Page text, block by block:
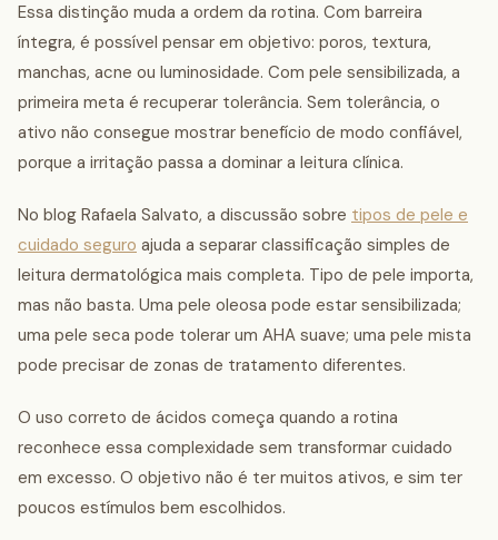
Essa distinção muda a ordem da rotina. Com barreira
íntegra, é possível pensar em objetivo: poros, textura,
manchas, acne ou luminosidade. Com pele sensibilizada, a
primeira meta é recuperar tolerância. Sem tolerância, o
ativo não consegue mostrar benefício de modo confiável,
porque a irritação passa a dominar a leitura clínica.
No blog Rafaela Salvato, a discussão sobre tipos de pele e
cuidado seguro ajuda a separar classificação simples de
leitura dermatológica mais completa. Tipo de pele importa,
mas não basta. Uma pele oleosa pode estar sensibilizada;
uma pele seca pode tolerar um AHA suave; uma pele mista
pode precisar de zonas de tratamento diferentes.
O uso correto de ácidos começa quando a rotina
reconhece essa complexidade sem transformar cuidado
em excesso. O objetivo não é ter muitos ativos, e sim ter
poucos estímulos bem escolhidos.